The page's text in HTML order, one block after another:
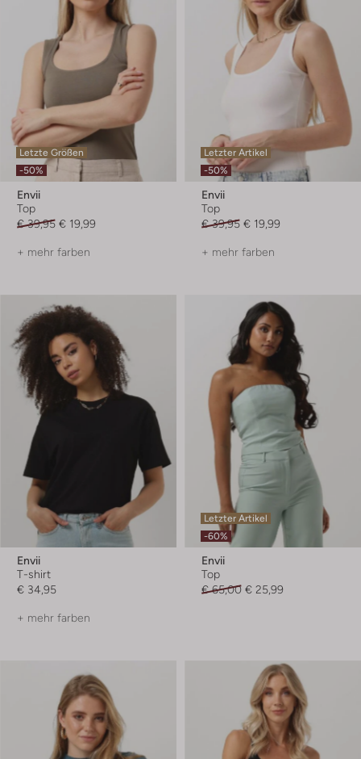
Letzte Größen
-50%
Envii
Top
€ 39,95 € 19,99
+ mehr farben
Letzter Artikel
-50%
Envii
Top
€ 39,95 € 19,99
+ mehr farben
Envii
T-shirt
€ 34,95
+ mehr farben
Letzter Artikel
-60%
Envii
Top
€ 65,00 € 25,99